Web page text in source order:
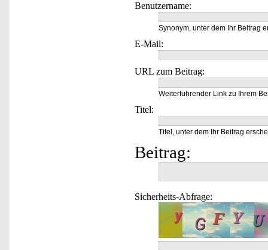
Benutzername:
Synonym, unter dem Ihr Beitrag
E-Mail:
URL zum Beitrag:
Weiterführender Link zu Ihrem
Titel:
Titel, unter dem Ihr Beitrag
Beitrag:
Sicherheits-Abfrage: